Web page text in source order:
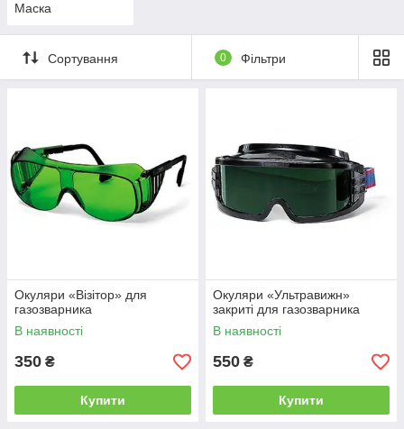
Маска
Сортування 0 Фільтри
Окуляри «Візітор» для
газозварника
В наявності
350 ₴
Купити
Окуляри «Ультравижн»
закриті для газозварника
В наявності
550 ₴
Купити